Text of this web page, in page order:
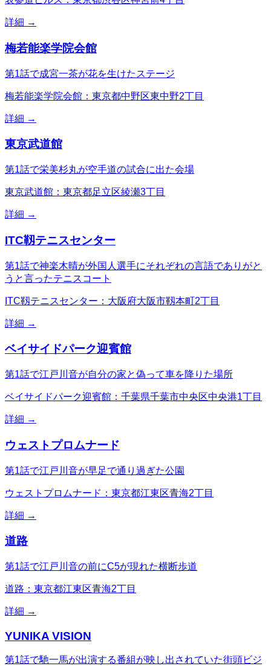
詳細 →
梅若能楽学院会館
第1話で成宮一茶が花を生けたステージ
梅若能楽学院会館：東京都中野区東中野2丁目
詳細 →
東京武道館
第1話で栄美杉丸が空手道の試合に出た会場
東京武道館：東京都足立区綾瀬3丁目
詳細 →
ITC靱テニスセンター
第1話で神楽木晴が外国人選手にそれぞれの言語でありがと
うと言ったテニスコート
ITC靱テニスセンター：大阪府大阪市靱本町2丁目
詳細 →
ベイサイドパーク迎賓館
第1話で江戸川音が自分の家と偽って車を降りた場所
ベイサイドパーク迎賓館：千葉県千葉市中央区中央港1丁目
詳細 →
ウェストプロムナード
第1話で江戸川音が早足で通り過ぎた公園
ウェストプロムナード：東京都江東区青海2丁目
詳細 →
道路
第1話で江戸川音の前にC5が現れた横断歩道
道路：東京都江東区青海2丁目
詳細 →
YUNIKA VISION
第1話で馳一馬が出演する番組が映し出されていた街頭ビジ